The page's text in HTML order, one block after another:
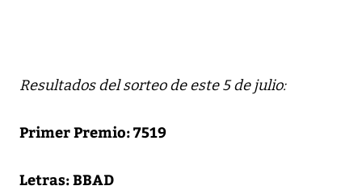
Resultados del sorteo de este 5 de julio:
Primer Premio: 7519
Letras: BBAD